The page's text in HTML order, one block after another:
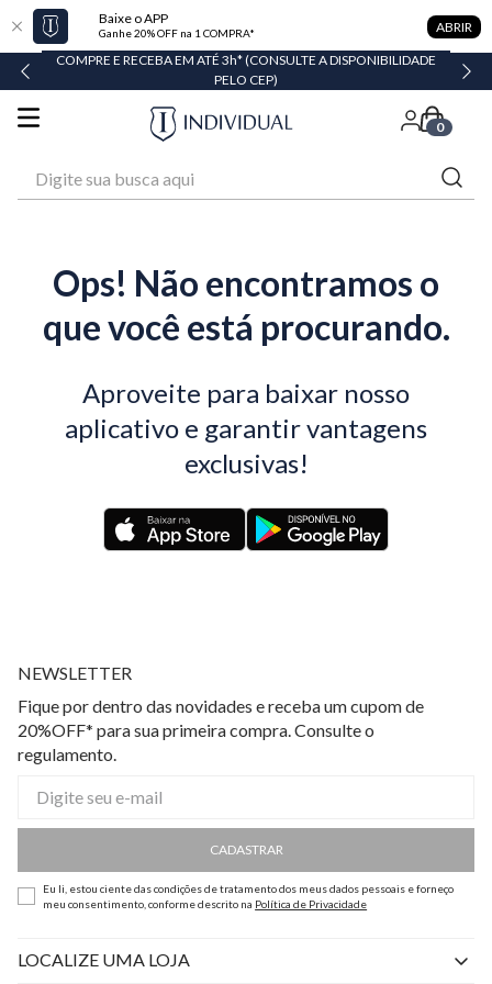
Baixe o APP
Ganhe 20% OFF na 1 COMPRA* ABRIR
COMPRE E RECEBA EM ATÉ 3h* (CONSULTE A DISPONIBILIDADE
PELO CEP)
0
Ops! Não encontramos o
que você está procurando.
Aproveite para baixar nosso
aplicativo e garantir vantagens
exclusivas!
NEWSLETTER
Fique por dentro das novidades e receba um cupom de
20%OFF* para sua primeira compra. Consulte o
regulamento.
CADASTRAR
Eu li, estou ciente das condições de tratamento dos meus dados pessoais e forneço
meu consentimento, conforme descrito na Política de Privacidade
LOCALIZE UMA LOJA